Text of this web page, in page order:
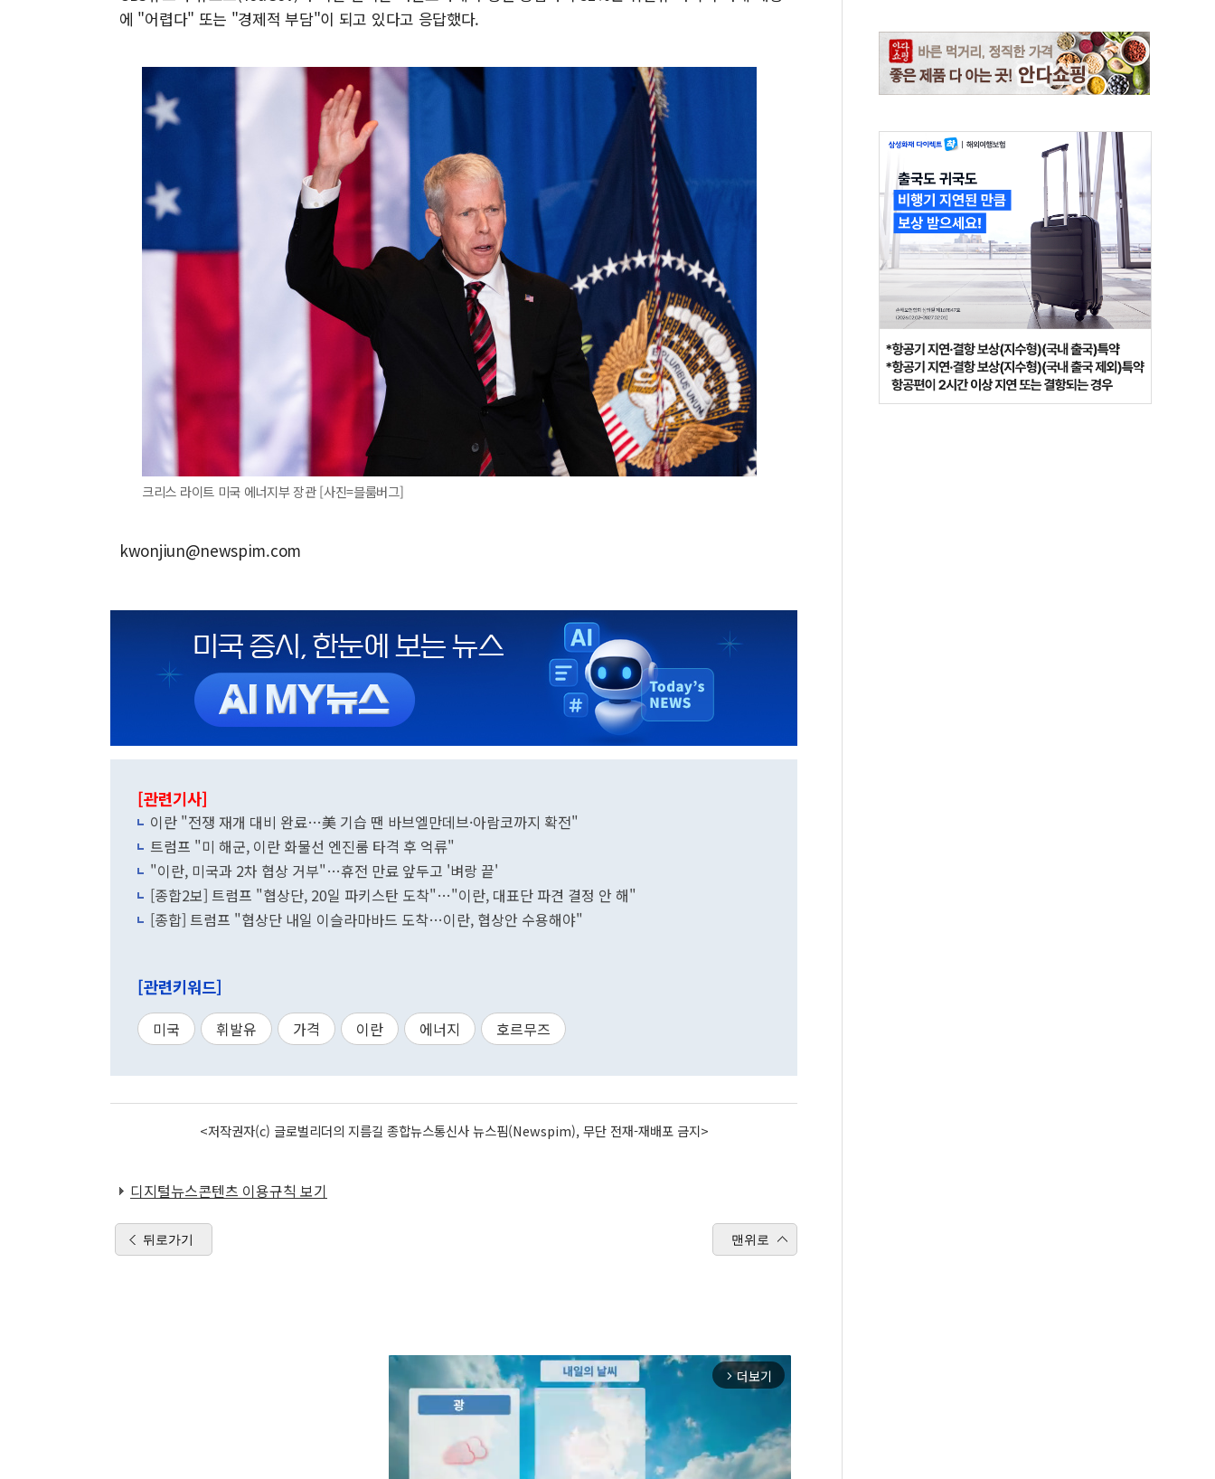
에 "어렵다" 또는 "경제적 부담"이 되고 있다고 응답했다.
크리스 라이트 미국 에너지부 장관 [사진=블룸버그]
kwonjiun@newspim.com
[관련기사]
이란 "전쟁 재개 대비 완료…美 기습 땐 바브엘만데브·아람코까지 확전"
트럼프 "미 해군, 이란 화물선 엔진룸 타격 후 억류"
"이란, 미국과 2차 협상 거부"…휴전 만료 앞두고 '벼랑 끝'
[종합2보] 트럼프 "협상단, 20일 파키스탄 도착"…"이란, 대표단 파견 결정 안 해"
[종합] 트럼프 "협상단 내일 이슬라마바드 도착…이란, 협상안 수용해야"
[관련키워드]
미국 휘발유 가격 이란 에너지 호르무즈
<저작권자(c) 글로벌리더의 지름길 종합뉴스통신사 뉴스핌(Newspim), 무단 전재-재배포 금지>
디지털뉴스콘텐츠 이용규칙 보기
뒤로가기 맨위로
arrow_forward_ios 더보기